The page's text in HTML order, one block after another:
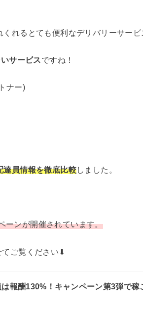
れるとても便利なデリバリーサービ
サービスですね！
ナー)
達員情報を徹底比較しました。
ーンが開催されています。
ご覧ください⬇︎
は報酬130%！キャンペーン第3弾で稼